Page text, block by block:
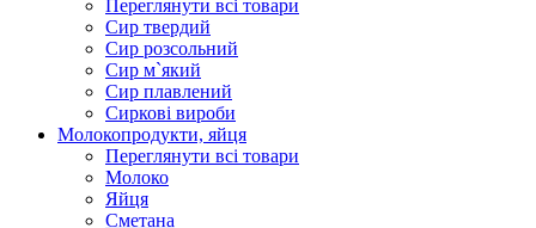
Переглянути всі товари
Сир твердий
Сир розсольний
Сир м`який
Сир плавлений
Сиркові вироби
Молокопродукти, яйця
Переглянути всі товари
Молоко
Яйця
Сметана